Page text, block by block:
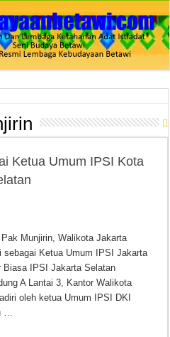
Ketua Umum IPSI Kota
Munjirin, Walikota Jakarta
Ketua Umum IPSI Jakarta
Biasa IPSI Jakarta Selatan
A Lantai 3, Kantor Walikota
oleh ketua Umum IPSI DKI
…